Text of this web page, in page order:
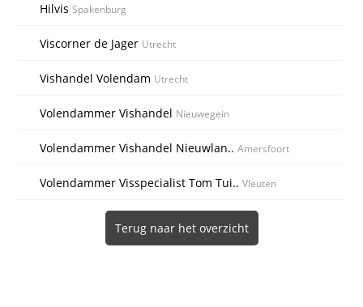
HilvisSpakenburg
Viscorner de Jager Utrecht
Vishandel Volendam Utrecht
Volendammer Vishandel Nieuwegein
Volendammer Vishandel Nieuwlan..Amersfoort
Volendammer Visspecialist Tom Tui..Vleuten
Terug naar het overzicht